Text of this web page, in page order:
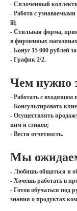
- Сплоченный
- Работа с
lil;
- Стильная форма,
в фирменных
- Бонус 15 000 рублей
- График 2\2.
Чем нужно
- Работать с входящим
- Консультировать
- Осуществлять
ним и стиков;
- Вести отчетность.
Мы
- Любишь общаться и
- Хочешь работать в
- Готов обучаться под
знания о продуктах